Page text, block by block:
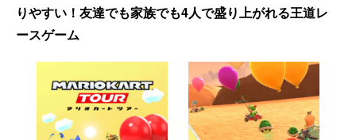
りやすい！友達でも家族でも4人で盛り上がれる王道レ
ースゲーム